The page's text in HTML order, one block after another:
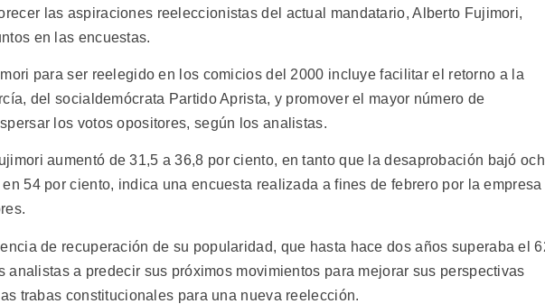
las aspiraciones reeleccionistas del actual mandatario, Alberto Fujimori,
en las encuestas.
para ser reelegido en los comicios del 2000 incluye facilitar el retorno a la
del socialdemócrata Partido Aprista, y promover el mayor número de
los votos opositores, según los analistas.
aumentó de 31,5 a 36,8 por ciento, en tanto que la desaprobación bajó
54 por ciento, indica una encuesta realizada a fines de febrero por la empresa
de recuperación de su popularidad, que hasta hace dos años superaba el
analistas a predecir sus próximos movimientos para mejorar sus perspectivas
trabas constitucionales para una nueva reelección.